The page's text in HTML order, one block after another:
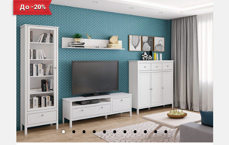
До -20%